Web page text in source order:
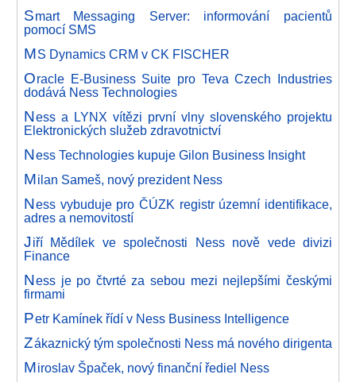
Smart Messaging Server: informování pacientů
pomocí SMS
MS Dynamics CRM v CK FISCHER
Oracle E-Business Suite pro Teva Czech Industries
dodává Ness Technologies
Ness a LYNX vítězi první vlny slovenského projektu
Elektronických služeb zdravotnictví
Ness Technologies kupuje Gilon Business Insight
Milan Sameš, nový prezident Ness
Ness vybuduje pro ČÚZK registr územní identifikace,
adres a nemovitostí
Jiří Mědílek ve společnosti Ness nově vede divizi
Finance
Ness je po čtvrté za sebou mezi nejlepšími českými
firmami
Petr Kamínek řídí v Ness Business Intelligence
Zákaznický tým společnosti Ness má nového dirigenta
Miroslav Špaček, nový finanční řediel Ness